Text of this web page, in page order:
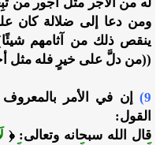
ومن دعا إلى ضلالة كان
ينقص ذلك من آثامهم
((من دلَّ على خيرٍ فله مثل
9)
إن في الأمر
القول:
قال الله سبحانه وتعالى: ﴿